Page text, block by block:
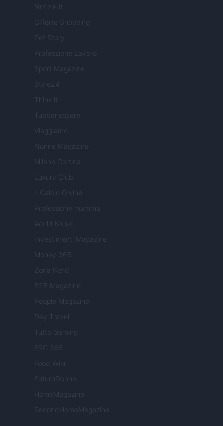
Notizie.it
Offerte Shopping
Pet Story
Professione Lavoro
Sport Magazine
Style24
Think.it
Tuobenessere
Viaggiamo
Nonne Magazine
Milano Cortina
Luxury Club
Il Calcio Online
Professione mamma
World Music
Investimenti Magazine
Money 365
Zona Nerd
B2B Magazine
People Magazine
Day Travel
Tutto Gaming
ESG 365
Food Wiki
FuturoDonna
HomeMagazine
SecondHomeMagazine